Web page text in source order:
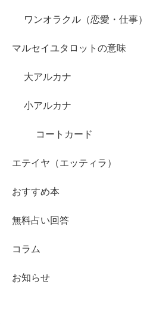
ワンオラクル（恋愛・仕事）
マルセイユタロットの意味
大アルカナ
小アルカナ
コートカード
エテイヤ（エッティラ）
おすすめ本
無料占い回答
コラム
お知らせ